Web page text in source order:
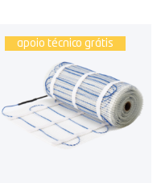
apoio técnico grátis